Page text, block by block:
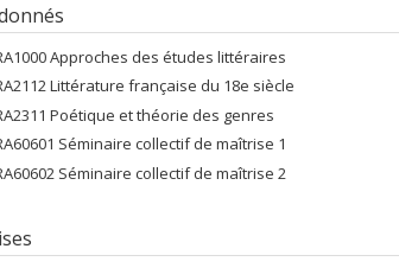
Approches des études littéraires
Littérature française du 18e siècle
Poétique et théorie des genres
Séminaire collectif de maîtrise 1
Séminaire collectif de maîtrise 2